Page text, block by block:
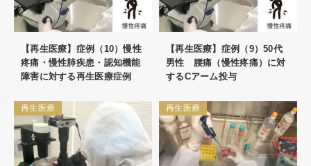
【再生医療】症例（10）慢性
疼痛・慢性肺疾患・認知機能
障害に対する再生医療症例
【再生医療】症例（9）50代
男性 腰痛（慢性疼痛）に対
するCアーム投与
再生医療 再生医療